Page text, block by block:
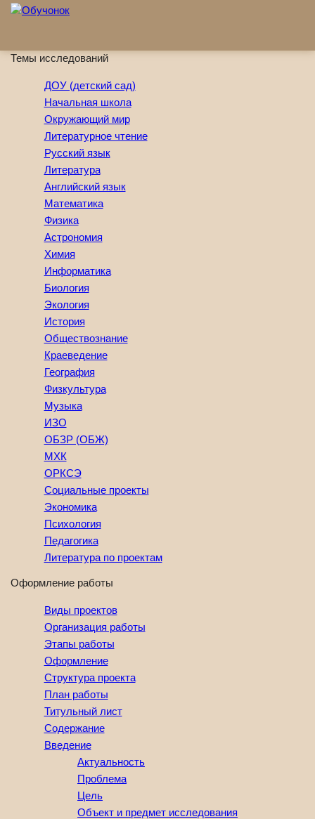
Перейти к основному содержанию
Темы исследований
ДОУ (детский сад)
Начальная школа
Окружающий мир
Литературное чтение
Русский язык
Литература
Английский язык
Математика
Физика
Астрономия
Химия
Информатика
Биология
Экология
История
Обществознание
Краеведение
География
Физкультура
Музыка
ИЗО
ОБЗР (ОБЖ)
МХК
ОРКСЭ
Социальные проекты
Экономика
Психология
Педагогика
Литература по проектам
Оформление работы
Виды проектов
Организация работы
Этапы работы
Оформление
Структура проекта
План работы
Титульный лист
Содержание
Введение
Актуальность
Проблема
Цель
Объект и предмет исследования